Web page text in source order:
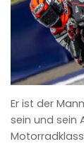
Er ist der
sein und sein